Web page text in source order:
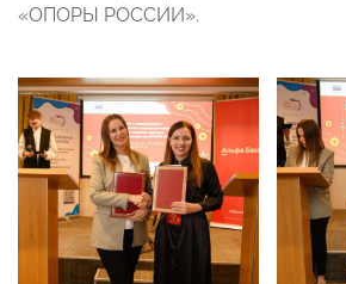
«ОПОРЫ РОССИИ».